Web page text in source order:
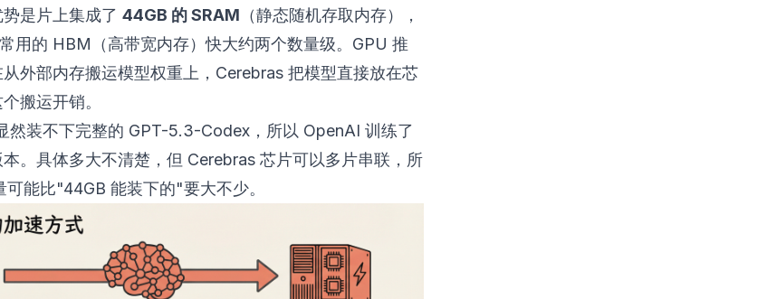
是片上集成了 44GB 的 SRAM （静态随机存取内存），
用的 HBM（高带宽内存）快大约两个数量级。GPU 推
外部内存搬运模型权重上，Cerebras 把模型直接放在芯
搬运开销。
然装不下完整的 GPT-5.3-Codex，所以 OpenAI 训练了
。具体多大不清楚，但 Cerebras 芯片可以多片串联，所
可能比"44GB 能装下的"要大不少。